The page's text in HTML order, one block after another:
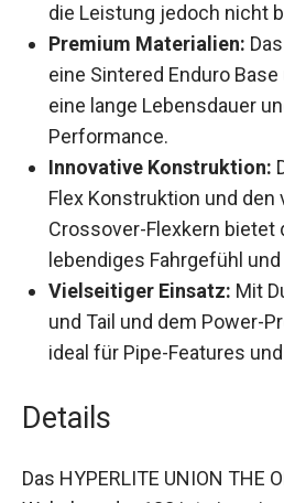
die Leistung jedoch nicht
Premium Materialien:
eine Sintered Enduro
eine lange Lebensdauer
Performance.
Innovative Konstruktion:
Flex Konstruktion und den
Crossover-Flexkern bietet
lebendiges Fahrgefühl
Vielseitiger Einsatz: Mit
und Tail und dem Power-
ideal für Pipe-Features
Details
Das HYPERLITE UNION THE